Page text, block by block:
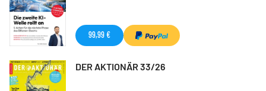
99,99 €
DER AKTIONÄR 33/26